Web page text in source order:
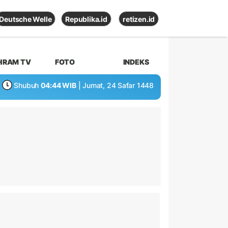
Deutsche Welle Republika.id retizen.id
TV FOTO INDEKS
Shubuh 04:44 WIB | Jumat, 24 Safar 1448